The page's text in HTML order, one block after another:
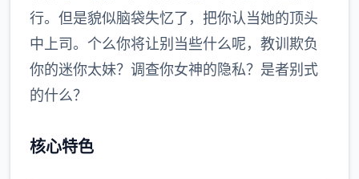
行。但是貌似脑袋失忆了，把你认当她的顶头
中上司。个么你将让别当些什么呢，教训欺负
你的迷你太妹？调查你女神的隐私？是者别式
的什么？
核心特色